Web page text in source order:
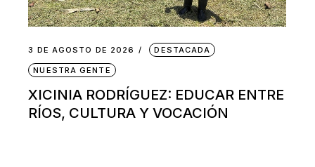
3 DE AGOSTO DE 2026 DESTACADA
NUESTRA GENTE
XICINIA RODRÍGUEZ: EDUCAR ENTRE
RÍOS, CULTURA Y VOCACIÓN